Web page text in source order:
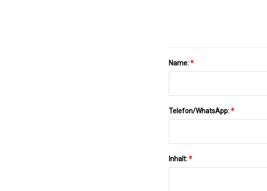
Name:*
Telefon/WhatsApp:*
Inhalt:*